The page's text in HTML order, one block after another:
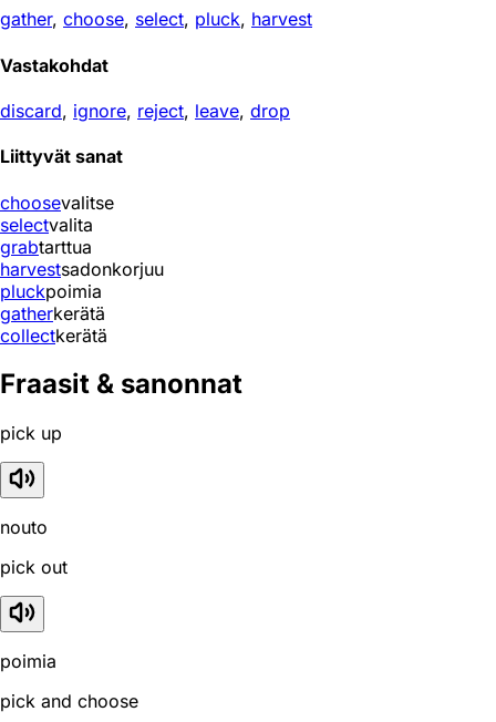
gather, choose, select, pluck, harvest
Vastakohdat
discard, ignore, reject, leave, drop
Liittyvät sanat
choosevalitse
selectvalita
grabtarttua
harvestsadonkorjuu
pluckpoimia
gatherkerätä
collectkerätä
Fraasit & sanonnat
pick up
nouto
pick out
poimia
pick and choose